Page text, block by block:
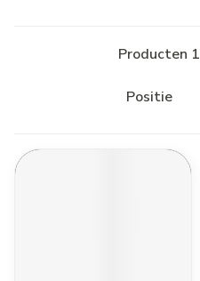
Producten 1
Sorteer op: